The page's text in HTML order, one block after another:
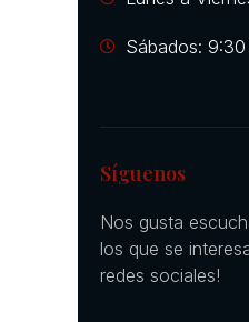
Sábados:
Síguenos
Nos gusta
los que se
redes sociales!